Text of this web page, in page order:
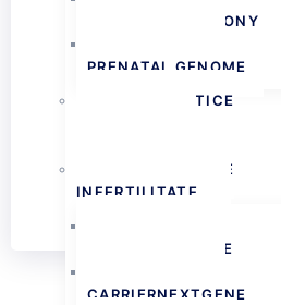
PRENATAL HARMONY
PRENATAL GENOME
TESTE GENETICE
TESTE GENETICE
INFERTILITATE
FERTILNEXTGENE
CARRIERNEXTGENE